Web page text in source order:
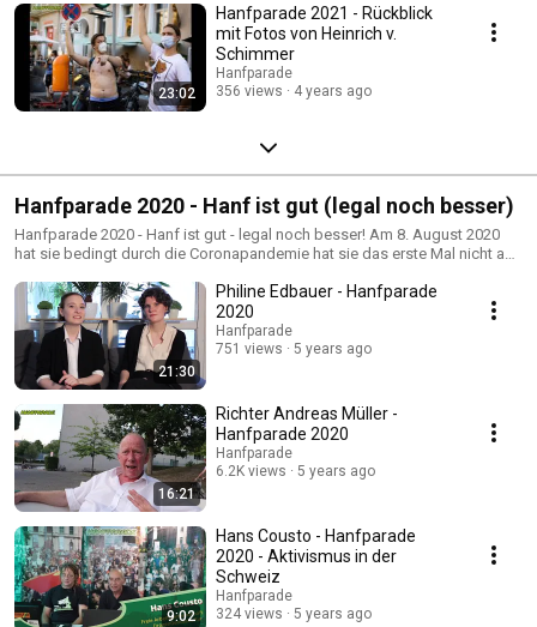
23:02
Hanfparade 2021 - Rückblick
mit Fotos von Heinrich v.
Schimmer
Hanfparade
356 views
4 years ago
Hanfparade 2020 - Hanf ist gut (legal noch besser)
Hanfparade 2020 - Hanf ist gut - legal noch besser! Am 8. August 2020
hat sie bedingt durch die Coronapandemie hat sie das erste Mal nicht auf
Mehr Infos auf https://www.hanfparade.de
21:30
Philine Edbauer - Hanfparade
2020
Hanfparade
751 views
5 years ago
16:21
Richter Andreas Müller -
Hanfparade 2020
Hanfparade
6.2K views
5 years ago
9:02
Hans Cousto - Hanfparade
2020 - Aktivismus in der
Schweiz
Hanfparade
324 views
5 years ago